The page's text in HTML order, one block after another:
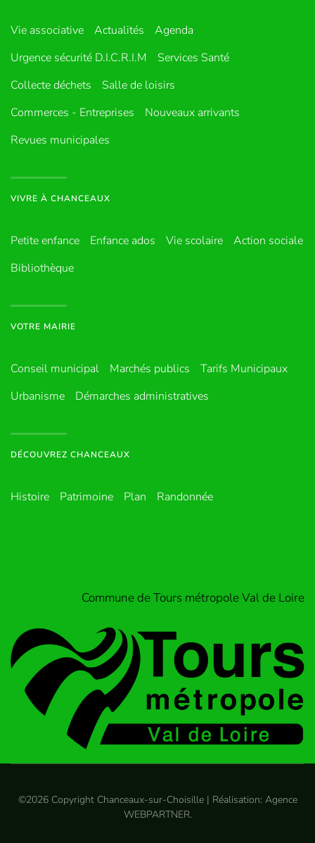
Vie associative Actualités
Agenda
Urgence sécurité D.I.C.R.I.M
Services Santé
Collecte déchets
Salle de loisirs
Commerces - Entreprises
Nouveaux arrivants
Revues municipales
VIVRE À CHANCEAUX
Petite enfance Enfance ados Vie scolaire
Action sociale
Bibliothèque
VOTRE MAIRIE
Conseil municipal Marchés publics
Tarifs Municipaux
Urbanisme
Démarches administratives
DÉCOUVREZ CHANCEAUX
Histoire Patrimoine Plan Randonnée
Commune de Tours métropole Val de Loire
©2026Copyright Chanceaux-sur-Choisille | Réalisation: Agence
WEBPARTNER.